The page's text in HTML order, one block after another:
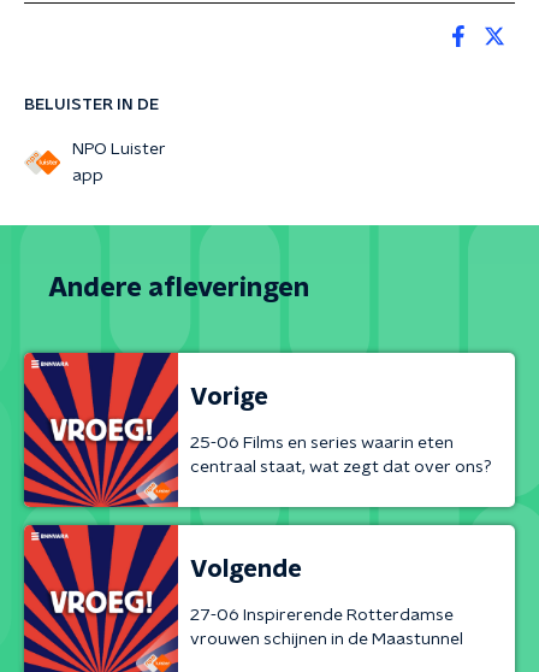
BELUISTER IN DE
NPO Luister
app
Andere afleveringen
Vorige
25-06 Films en series waarin eten
centraal staat, wat zegt dat over ons?
Volgende
27-06 Inspirerende Rotterdamse
vrouwen schijnen in de Maastunnel